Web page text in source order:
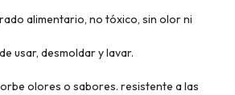
alimentario, no tóxico, sin olor ni
usar, desmoldar y lavar.
olores o sabores. resistente a las